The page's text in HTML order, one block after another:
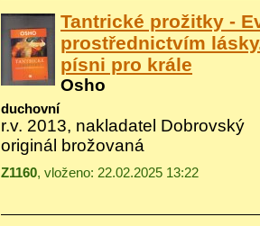
Tantrické prožitky -
prostřednictvím
písni pro krále
Osho
duchovní
r.v. 2013, nakladatel Dobrovský
originál brožovaná
Z1160, vloženo: 22.02.2025 13:22